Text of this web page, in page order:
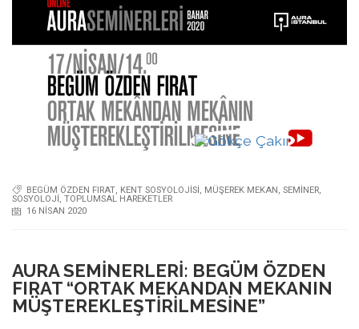
BEGÜM ÖZDEN FIRAT, KENT SOSYOLOJISI, MÜŞEREK MEKAN, SEMINER,
SOSYOLOJI , TOPLUMSAL HAREKETLER
16 NISAN 2020
AURA SEMINERLERI: BEGÜM ÖZDEN
FIRAT “ORTAK MEKANDAN MEKANIN
MÜŞTEREKLEŞTIRILMESINE”